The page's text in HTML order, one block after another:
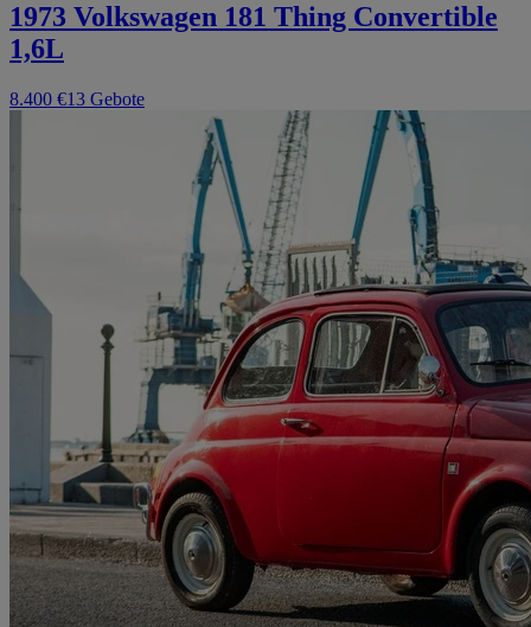
1973 Volkswagen 181 Thing Convertible
1,6L
8.400 €13 Gebote